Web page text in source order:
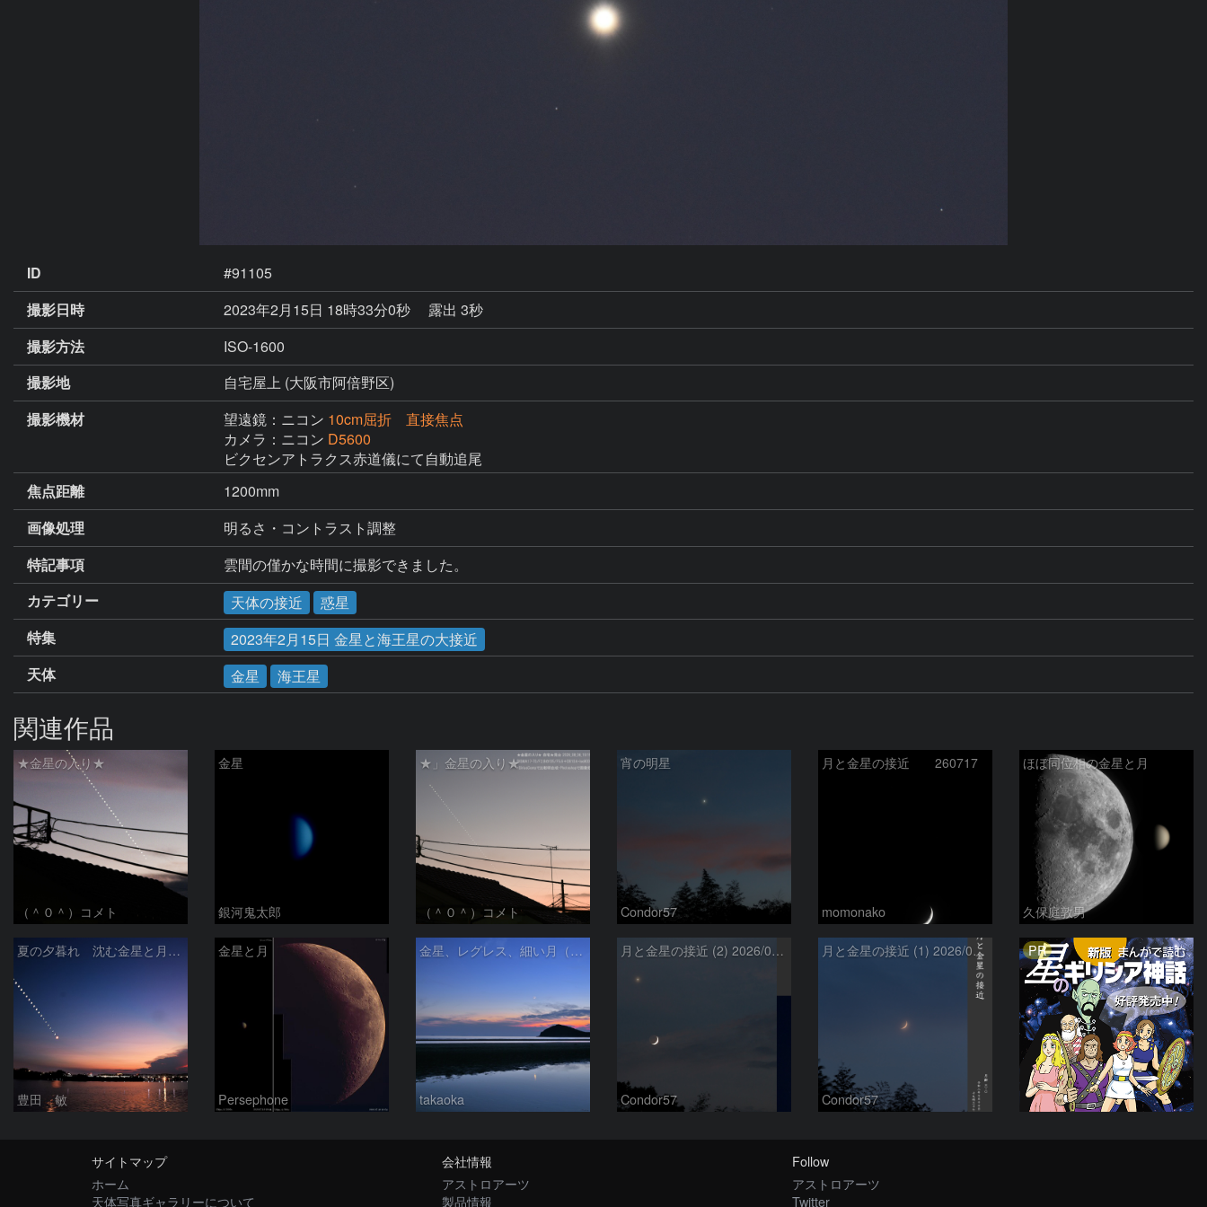
ID
#91105
撮影日時
2023年2月15日 18時33分0秒
露出 3秒
撮影方法
ISO-1600
撮影地
自宅屋上 (大阪市阿倍野区)
撮影機材
望遠鏡：ニコン 10cm屈折 直接焦点
カメラ：ニコン D5600
ビクセンアトラクス赤道儀にて自動追尾
焦点距離
1200mm
画像処理
明るさ・コントラスト調整
特記事項
雲間の僅かな時間に撮影できました。
カテゴリー
天体の接近
惑星
特集
2023年2月15日 金星と海王星の大接近
天体
金星 海王星
関連作品
★金星の入り★
（＾０＾）コメト
金星
銀河鬼太郎
★」金星の入り★
（＾０＾）コメト
宵の明星
Condor57
月と金星の接近 260717
momonako
ほぼ同位相の金星と月
久保庭敦男
夏の夕暮れ 沈む金星と月 2026/7/20
豊田 敏
金星と月
Persephone
金星、レグレス、細い月（７月１６日）
takaoka
月と金星の接近 (2) 2026/07/17
Condor57
月と金星の接近 (1) 2026/07/17
Condor57
PR
サイトマップ
ホーム
天体写真ギャラリーについて
会社情報
アストロアーツ
製品情報
Follow
アストロアーツ
Twitter